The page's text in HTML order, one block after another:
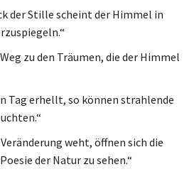
der Stille scheint der Himmel in
Weg zu den Träumen, die der Himmel
Tag erhellt, so können strahlende
Veränderung weht, öffnen sich die
der Natur zu sehen.“